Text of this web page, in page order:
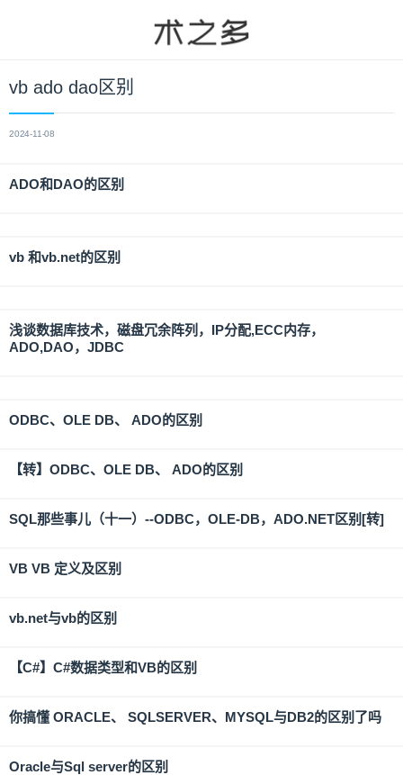
vb ado dao区别
2024-11-08
ADO和DAO的区别
vb 和vb.net的区别
浅谈数据库技术，磁盘冗余阵列，IP分配,ECC内存，
ADO,DAO，JDBC
ODBC、OLE DB、 ADO的区别
【转】ODBC、OLE DB、 ADO的区别
SQL那些事儿（十一）--ODBC，OLE-DB，ADO.NET区别[转]
VB VB 定义及区别
vb.net与vb的区别
【C#】C#数据类型和VB的区别
你搞懂 ORACLE、 SQLSERVER、MYSQL与DB2的区别了吗
Oracle与Sql server的区别